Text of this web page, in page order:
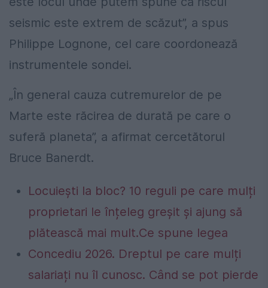
seismic este extrem de scăzut”, a spus
Philippe Lognone, cel care coordonează
instrumentele sondei.
„În general cauza cutremurelor de pe
Marte este răcirea de durată pe care o
suferă planeta”, a afirmat cercetătorul
Bruce Banerdt.
Locuiești la bloc? 10 reguli pe care mulți
proprietari le înțeleg greșit și ajung să
plătească mai mult.Ce spune legea
Concediu 2026. Dreptul pe care mulți
salariați nu îl cunosc. Când se pot pierde